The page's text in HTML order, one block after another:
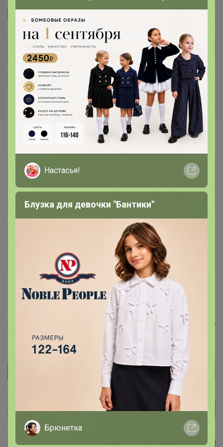
Хиты продаж
Информация о заказах доступна
Бронзовый организатор
11 октября, 2022 19:20
Настасья!
Блузка для девочки "Бантики"
Брюнетка